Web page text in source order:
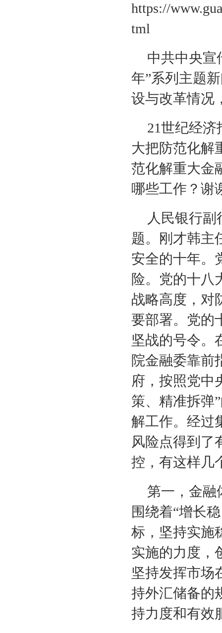
https://
tml
中共中央宣
年”系列主题
设与改革情况
21世纪经济
大把防范化解
范化解重大金
哪些工作？谢
人民银行
题。刚才韩主
安全的十年。
险。党的十八
战略高度，对
要部署。党的
坚战的号令。
院金融委靠前
府，按照党中
策、精准拆弹
解工作。经过
风险点得到了
控，有这样几
第一，金融
围绕着“增长
标，坚持实施
实施的力度，
坚持发挥市场
持外汇储备的
持力度和有效